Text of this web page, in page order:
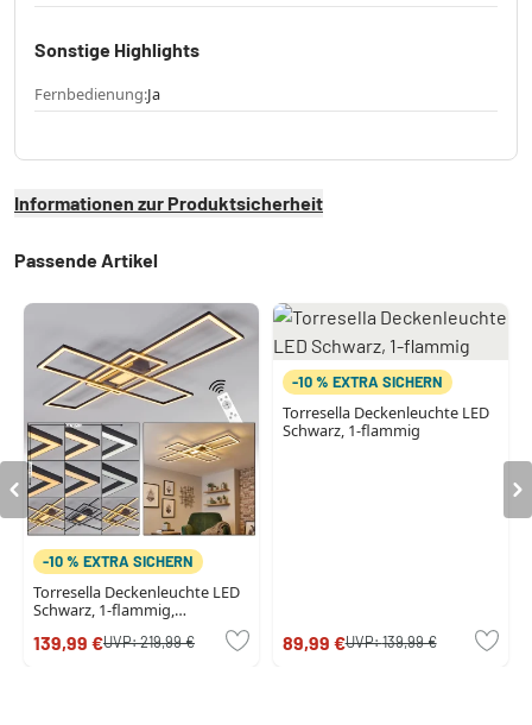
Sonstige Highlights
Fernbedienung:Ja
Informationen zur Produktsicherheit
Passende Artikel
-10 % EXTRA SICHERN
Torresella Deckenleuchte LED
Schwarz, 1-flammig,
139,99 €UVP:219,99 €
-10 % EXTRA SICHERN
Torresella Deckenleuchte LED
Schwarz, 1-flammig
89,99 €UVP:139,99 €